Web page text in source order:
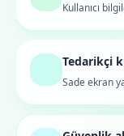
Kullanıcı
Tedarikçi
Sade ekran